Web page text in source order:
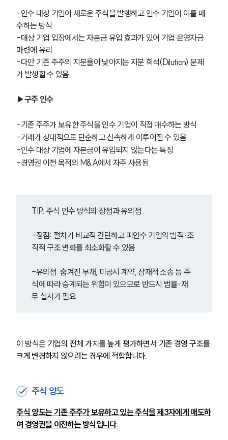
-인수 대상 기업이 새로운 주식을 발행하고 인수 기업이 이를 매
수하는 방식
-대상 기업 입장에서는 자본금 유입 효과가 있어 기업 운영자금
마련에 유리
-다만 기존 주주의 지분율이 낮아지는 지분 희석(Dilution) 문제
가 발생할 수 있음
▶구주 인수
-기존 주주가 보유한 주식을 인수 기업이 직접 매수하는 방식
-거래가 상대적으로 단순하고 신속하게 이루어질 수 있음
-인수 대상 기업에 자본금이 유입되지 않는다는 특징
-경영권 이전 목적의 M&A에서 자주 사용됨
TIP. 주식 인수 방식의 장점과 유의점
-장점: 절차가 비교적 간단하고 피인수 기업의 법적·조
직적 구조 변화를 최소화할 수 있음
-유의점: 숨겨진 부채, 미공시 계약, 잠재적 소송 등 주
식에 따라 승계되는 위험이 있으므로 반드시 법률·재
무 실사가 필요
이 방식은 기업의 전체 가치를 높게 평가하면서 기존 경영 구조를
크게 변경하지 않으려는 경우에 적합합니다.
주식 양도
주식 양도는 기존 주주가 보유하고 있는 주식을 제3자에게 매도하
여 경영권을 이전하는 방식입니다.